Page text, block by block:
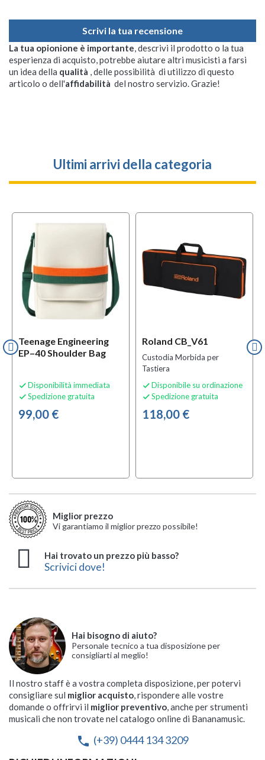
Scrivi la tua recensione
La tua opionione è importante, descrivi il prodotto o la tua
esperienza di acquisto, potrebbe aiutare altri musicisti a farsi
un idea della qualità , delle possibilità di utilizzo di questo
articolo o dell'affidabilità del nostro servizio. Grazie!
Ultimi arrivi della categoria
Teenage Engineering
EP–40 Shoulder Bag
 Disponibilità immediata
 Spedizione gratuita
99,00 €
Roland CB_V61
Custodia Morbida per
Tastiera
 Disponibile su ordinazione
 Spedizione gratuita
118,00 €
Miglior prezzo
Vi garantiamo il miglior prezzo possibile!
Hai trovato un prezzo più basso?
Scrivici dove!
Hai bisogno di aiuto?
Personale tecnico a tua disposizione per
consigliarti al meglio!
Il nostro staff è a vostra completa disposizione, per potervi
consigliare sul miglior acquisto, rispondere alle vostre
domande o offrirvi il miglior preventivo, anche per strumenti
musicali che non trovate nel catalogo online di Bananamusic.
phone (+39) 0444 134 3209